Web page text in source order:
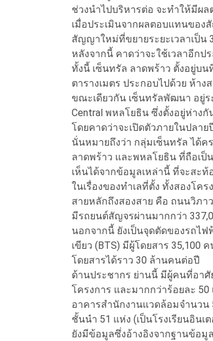
ช่วงนำไปบริหารต่อ จะทำให้มีผ
เมื่อประเมินจากผลตอบแทนของ
สัญญาใหม่ที่ขยายระยะเวลาเป็น
หลังจากนี้ คาดว่าจะใช้เวลาอีก
ทั้งนี้ เซ็นทรัล ลาดพร้าว ตั้งอยู่บ
ตารางเมตร ประกอบไปด้วย ห้า
ขณะเดียวกัน เซ็นทรัลพัฒนา อยู่
Central พหลโยธิน ซึ่งตั้งอยู่ห่างกั
โดยคาดว่าจะเปิดตัวภายในปลาย
นั่นหมายถึงว่า กลุ่มเซ็นทรัล ได้
ลาดพร้าว และพหลโยธิน ที่ถือเป็
เห็นได้จากข้อมูลเหล่านี้ ที่จะสะ
ในเรื่องของทำเลที่ตั้ง ทั้งสองโค
สายหลักถึงสองสาย คือ ถนนวิภา
มีรถยนต์สัญจรผ่านมากกว่า
นอกจากนี้ ยังเป็นจุดตัดของรถไฟ
เขียว (BTS) มีผู้โดยสาร
โดยสารได้ราว 30 ล้านคนต่อปี
ด้านประชากร ย่านนี้ มีผู้คนที่อา
โครงการ และมากกว่าร้อยละ 50
อาคารสำนักงานแวดล้อมจำนวน
ชั้นนำ 51 แห่ง (เป็นโรงเรียนอิน
ยังมีข้อมูลซึ่งอ้างอิงจากฐานข้อมู